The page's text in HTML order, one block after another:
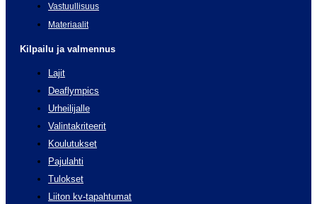
Vastuullisuus
Materiaalit
Kilpailu ja valmennus
Lajit
Deaflympics
Urheilijalle
Valintakriteerit
Koulutukset
Pajulahti
Tulokset
Liiton kv-tapahtumat